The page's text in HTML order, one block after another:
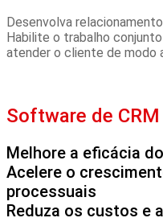
Desenvolva
Habilite o trabalho
atender o cliente de modo
Software de
Melhore a eficácia
Acelere o
processuais
Reduza os custos e